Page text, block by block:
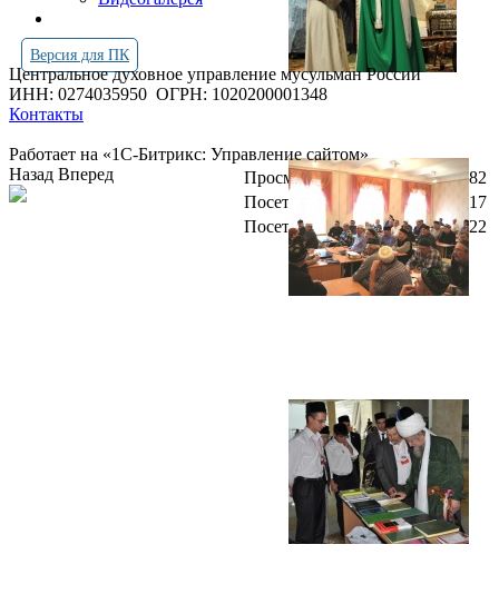
Версия для ПК
Центральное духовное управление мусульман России
ИНН: 0274035950 ОГРН: 1020200001348
Контакты
Работает на «1С-Битрикс: Управление сайтом»
Просмотров всего:
4247282
Посетителей сегодня:
4317
Посетителей в онлайн:
22
Назад Вперед